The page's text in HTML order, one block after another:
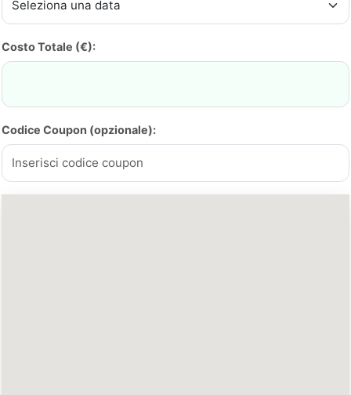
Costo Totale (€):
Codice Coupon (opzionale):